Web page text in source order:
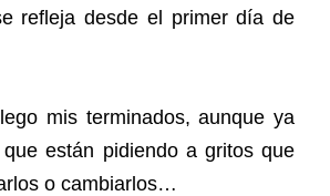
refleja desde el primer día de
mis terminados, aunque ya
están pidiendo a gritos que
o cambiarlos…